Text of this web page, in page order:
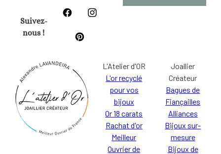
Suivez-
nous !
L'Atelier d'OR
L'or recyclé
pour vos
bijoux
Or 18 carats
Rachat d'or
Meilleur
Ouvrier de
Joallier
Créateur
Bagues de
Fiançailles
Alliances
Bijoux sur-
mesure
Bijoux de